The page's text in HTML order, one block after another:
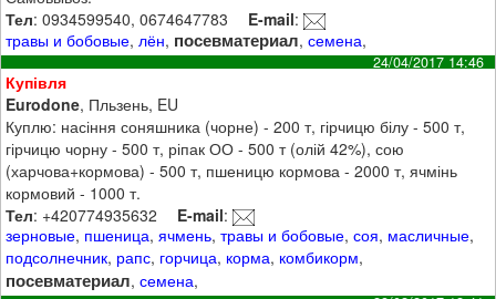
Тел: 0934599540, 0674647783 E-mail:
травы и бобовые, лён, посевматериал,семена,
24/04/2017 14:46
Купівля
Eurodone, Пльзень, EU
Куплю: насіння соняшника (чорне) - 200 т, гірчицю білу - 500 т,
гірчицю чорну - 500 т, ріпак ОО - 500 т (олій 42%), сою
(харчова+кормова) - 500 т, пшеницю кормова - 2000 т, ячмінь
кормовий - 1000 т.
Тел: +420774935632 E-mail:
зерновые, пшеница,ячмень,травы и бобовые,соя, масличные,
подсолнечник, рапс, горчица, корма, комбикорм,
посевматериал,семена,